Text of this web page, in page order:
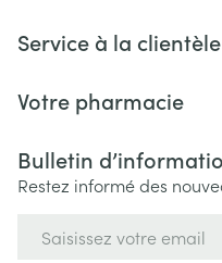
Service à la clientèle
Votre pharmacie
Bulletin
Restez informé des